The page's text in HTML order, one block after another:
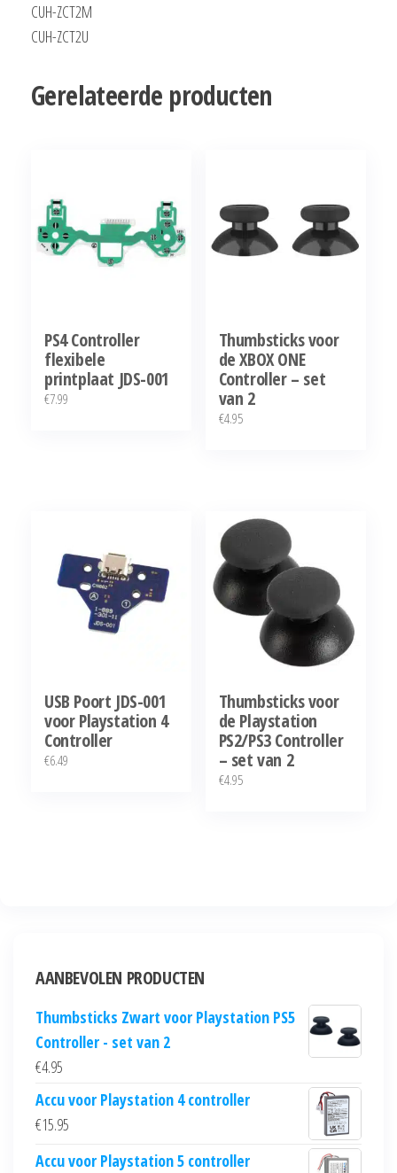
CUH-ZCT2M
CUH-ZCT2U
Gerelateerde producten
PS4 Controller
flexibele
printplaat JDS-001
€7.99
Thumbsticks voor
de XBOX ONE
Controller – set
van 2
€4.95
USB Poort JDS-001
voor Playstation 4
Controller
€6.49
Thumbsticks voor
de Playstation
PS2/PS3 Controller
– set van 2
€4.95
AANBEVOLEN PRODUCTEN
Thumbsticks Zwart voor Playstation PS5
Controller - set van 2
€4.95
Accu voor Playstation 4 controller
€15.95
Accu voor Playstation 5 controller